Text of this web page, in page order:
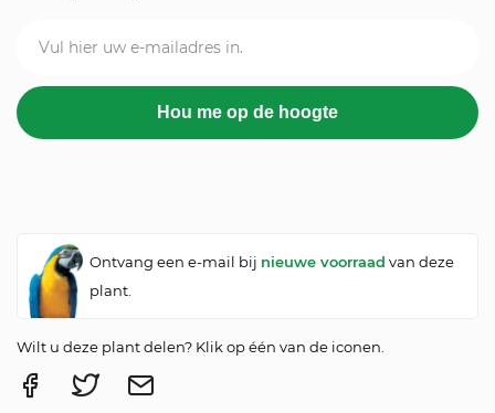
Ontvang een e-mail bij nieuwe voorraad van deze
plant.
Wilt u deze plant delen? Klik op één van de iconen.